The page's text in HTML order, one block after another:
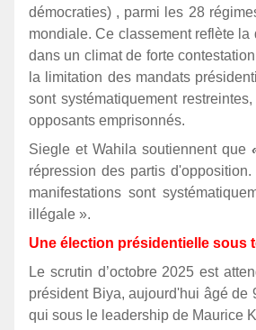
démocraties) , parmi les 28
mondiale. Ce classement reflète
dans un climat de forte
la limitation des mandats
sont systématiquement
opposants emprisonnés.
Siegle et Wahila soutiennent que
répression des partis
manifestations sont
illégale ».
Une élection présidentielle sous
Le scrutin d’octobre 2025 est
président Biya, aujourd'hui âgé de
qui sous le leadership de Maurice